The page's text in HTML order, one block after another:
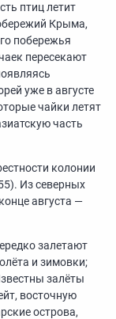
птиц летит
Крыма,
побережья
пересекают
уже в августе
чайки летят
часть
колонии
Из северных
августа —
залетают
и зимовки;
залёты
восточную
острова,